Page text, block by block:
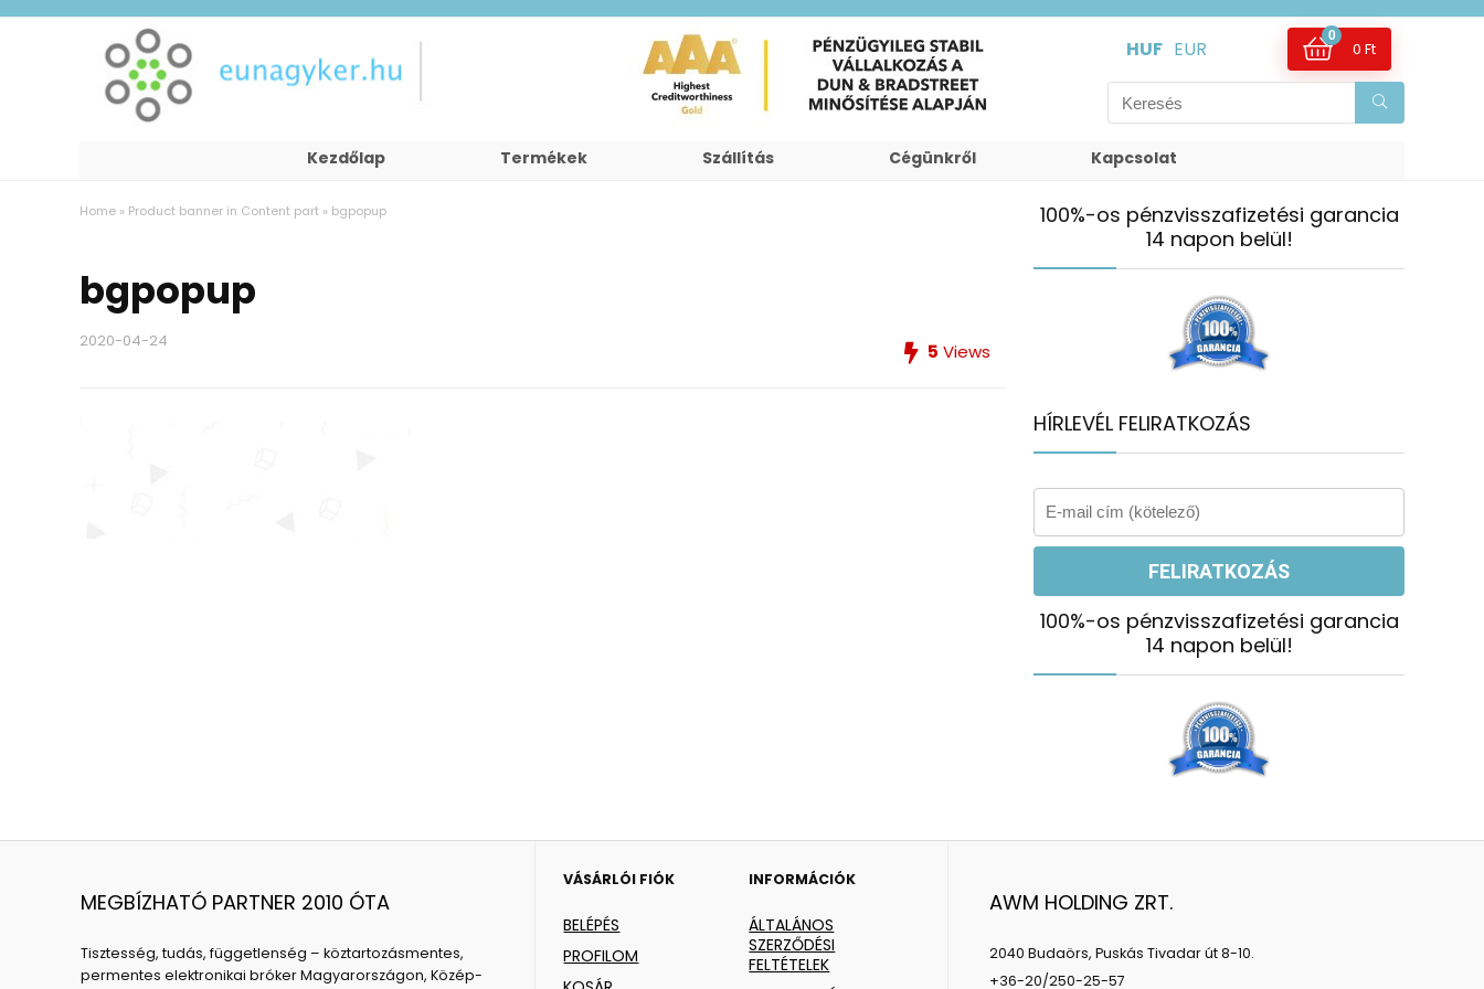
HUF EUR
0
0 Ft
Kezdőlap Termékek Szállítás Cégünkről Kapcsolat
Home » Product banner in Content part » bgpopup
bgpopup
2020-04-24 5 Views
100%-os pénzvisszafizetési garancia
14 napon belül!
HÍRLEVÉL FELIRATKOZÁS
100%-os pénzvisszafizetési garancia
14 napon belül!
MEGBÍZHATÓ PARTNER 2010 ÓTA
Tisztesség, tudás, függetlenség – köztartozásmentes,
permentes elektronikai bróker Magyarországon, Közép-
VÁSÁRLÓI FIÓK
BELÉPÉS
PROFILOM
INFORMÁCIÓK
ÁLTALÁNOS
SZERZŐDÉSI
FELTÉTELEK
AWM HOLDING ZRT.
2040 Budaörs, Puskás Tivadar út 8-10.
+36-20/250-25-57